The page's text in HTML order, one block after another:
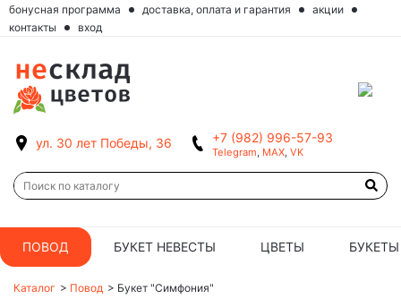
бонусная программа доставка, оплата и гарантия
акции
контакты
вход
ул. 30 лет Победы, 36 +7 (982) 996-57-93
Telegram, MAX, VK
ПОВОД БУКЕТ НЕВЕСТЫ ЦВЕТЫ БУКЕТЫ
Каталог > Повод > Букет "Симфония"